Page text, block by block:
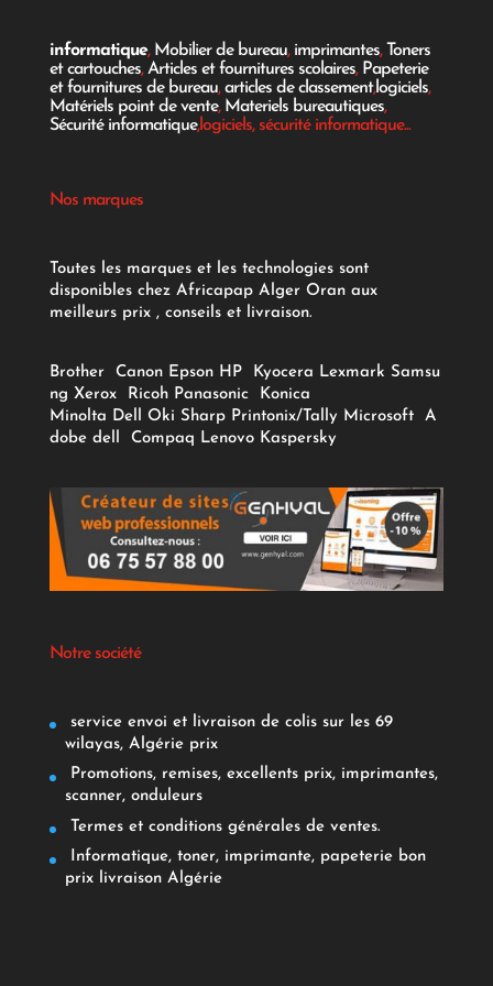
informatique, Mobilier de bureau, imprimantes, Toners
et cartouches,Articles et fournitures scolaires, Papeterie
et fournitures de bureau,articles de classement,logiciels,
Matériels point de vente, Materiels bureautiques,
Sécurité informatique,logiciels, sécurité informatique...
Nos marques
Toutes les marques et les technologies sont
disponibles chez Africapap Alger Oran aux
meilleurs prix , conseils et livraison.
Brother Canon Epson HP Kyocera Lexmark Samsu
ng Xerox Ricoh Panasonic
Konica
Minolta Dell Oki Sharp Printonix/Tally Microsoft
A
dobe dell Compaq Lenovo Kaspersky
Notre société
service envoi et livraison de colis sur les 69
wilayas, Algérie prix
Promotions, remises, excellents prix, imprimantes,
scanner, onduleurs
Termes et conditions générales de ventes.
Informatique, toner, imprimante, papeterie bon
prix livraison Algérie